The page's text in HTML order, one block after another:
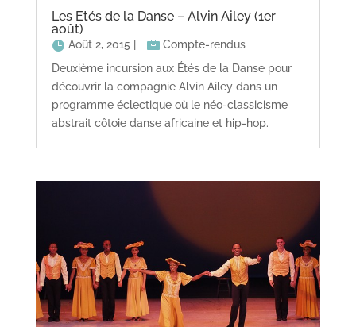
Les Etés de la Danse – Alvin Ailey (1er
août)
Août 2, 2015
Compte-rendus
Deuxième incursion aux Étés de la Danse pour
découvrir la compagnie Alvin Ailey dans un
programme éclectique où le néo-classicisme
abstrait côtoie danse africaine et hip-hop.